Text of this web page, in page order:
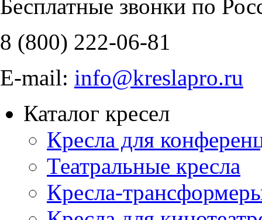
Бесплатные звонки по
8 (800) 222-06-81
E-mail: info@kreslapro.ru
Каталог кресел
Кресла для
Театральные кресла
Кресла-